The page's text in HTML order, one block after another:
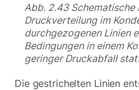
Abb. 2.43 Schematische
Druckverteilung im
durchgezogenen Linien
Bedingungen in einem
geringer Druckabfall
Die gestrichelten Linien